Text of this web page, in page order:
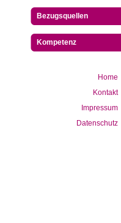
Bezugsquellen
Kompetenz
Home
Kontakt
Impressum
Datenschutz